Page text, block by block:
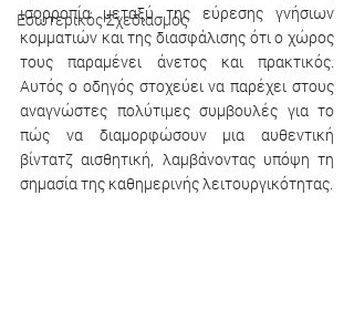
Εσωτερικός Σχεδιασμός
ισορροπία μεταξύ της εύρεσης γνήσιων
κομματιών και της διασφάλισης ότι ο χώρος
τους παραμένει άνετος και πρακτικός.
Αυτός ο οδηγός στοχεύει να παρέχει στους
αναγνώστες πολύτιμες συμβουλές για το
πώς να διαμορφώσουν μια αυθεντική
βίντατζ αισθητική, λαμβάνοντας υπόψη τη
σημασία της καθημερινής λειτουργικότητας.